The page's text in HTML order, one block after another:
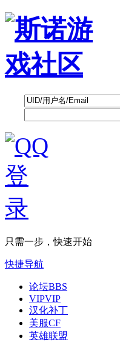
只需一步，快速开始
快捷导航
论坛BBS
VIPVIP
汉化补丁
美服CF
英雄联盟